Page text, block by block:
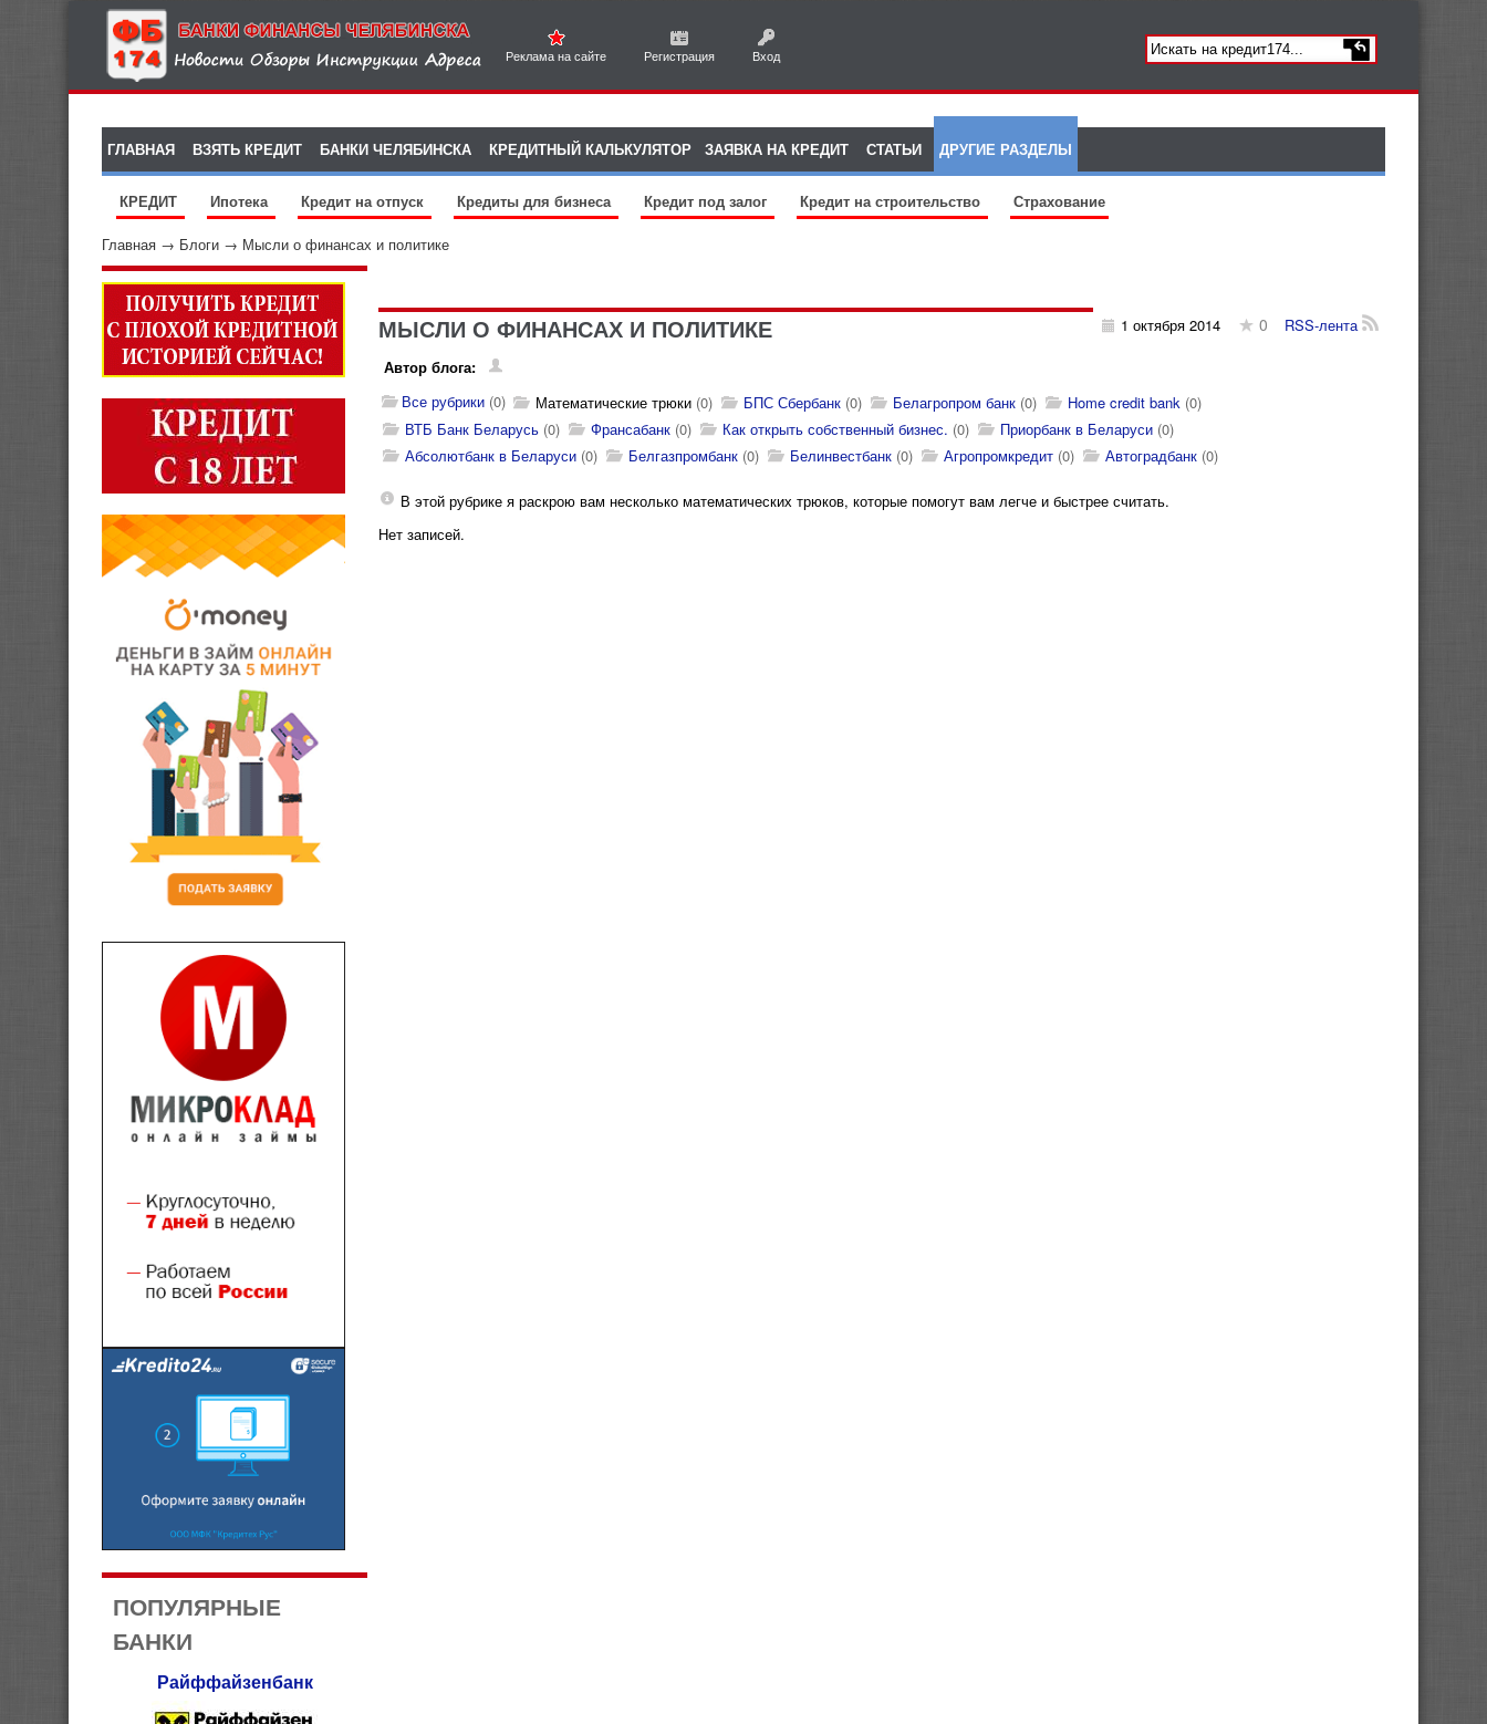
Реклама на сайте Регистрация Вход
ГЛАВНАЯ ВЗЯТЬ КРЕДИТ БАНКИ ЧЕЛЯБИНСКА КРЕДИТНЫЙ КАЛЬКУЛЯТОР ЗАЯВКА НА КРЕДИТ СТАТЬИ ДРУГИЕ РАЗДЕЛЫ
КРЕДИТ Ипотека Кредит на отпуск Кредиты для бизнеса Кредит под залог Кредит на строительство Страхование
Главная → Блоги → Мысли о финансах и политике
ПОПУЛЯРНЫЕ
БАНКИ
Райффайзенбанк
1 октября 2014 0 RSS-лента
МЫСЛИ О ФИНАНСАХ И ПОЛИТИКЕ
Автор блога:
Все рубрики (0) Математические трюки (0) БПС Сбербанк (0) Белагропром банк (0) Home credit bank (0)
ВТБ Банк Беларусь (0) Франсабанк (0) Как открыть собственный бизнес. (0) Приорбанк в Беларуси (0)
Абсолютбанк в Беларуси (0) Белгазпромбанк (0) Белинвестбанк (0) Агропромкредит (0) Автоградбанк (0)
В этой рубрике я раскрою вам несколько математических трюков, которые помогут вам легче и быстрее считать.
Нет записей.